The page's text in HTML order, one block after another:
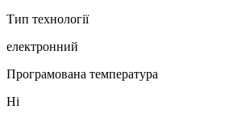
Тип технології
електронний
Програмована температура
Ні